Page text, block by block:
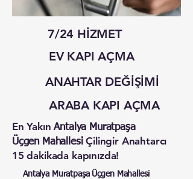
7/24 HİZMET
EV KAPI AÇMA
ANAHTAR DEĞİŞİMİ
ARABA KAPI AÇMA
En YakınAntalya Muratpaşa
Üçgen MahallesiÇilingir Anahtarcı
15 dakikada kapınızda!
Antalya Muratpaşa Üçgen Mahallesi